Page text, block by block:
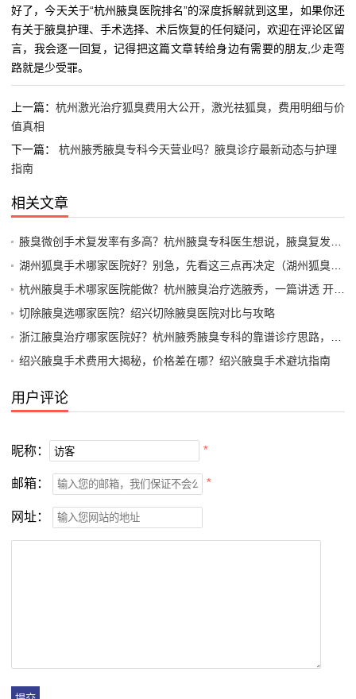
好了，今天关于“杭州腋臭医院排名”的深度拆解就到这里，如果你还
有关于腋臭护理、手术选择、术后恢复的任何疑问，欢迎在评论区留
言，我会逐一回复，记得把这篇文章转给身边有需要的朋友,少走弯
路就是少受罪。
上一篇： 杭州激光治疗狐臭费用大公开，激光祛狐臭，费用明细与价
值真相
下一篇： 杭州腋秀腋臭专科今天营业吗？腋臭诊疗最新动态与护理
指南
相关文章
切除腋臭选哪家医院？绍兴切除腋臭医院对比与攻略
绍兴腋臭手术费用大揭秘，价格差在哪？绍兴腋臭手术避坑指南
用户评论
昵称： *
邮箱： *
网址：